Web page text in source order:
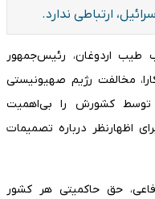
ارتباطی ندارد.
طیب اردوغان، رئیس‌جمهور
مخالفت رژیم صهیونیستی
و یونان با خرید جنگنده‌های اف-۳۵ توسط کشورش را بی‌اهمیت
اظهارنظر درباره تصمیمات
حق حاکمیتی هر کشور